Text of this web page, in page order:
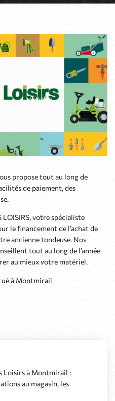
propose tout au long de
de paiement, des
LOISIRS, votre spécialiste
le financement de l’achat de
ancienne tondeuse. Nos
tout au long de l’année
au mieux votre matériel.
à Montmirail
Loisirs à Montmirail :
au magasin, les